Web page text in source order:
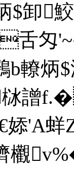
$卸
匁
b轑
譄
'A蛘
欟